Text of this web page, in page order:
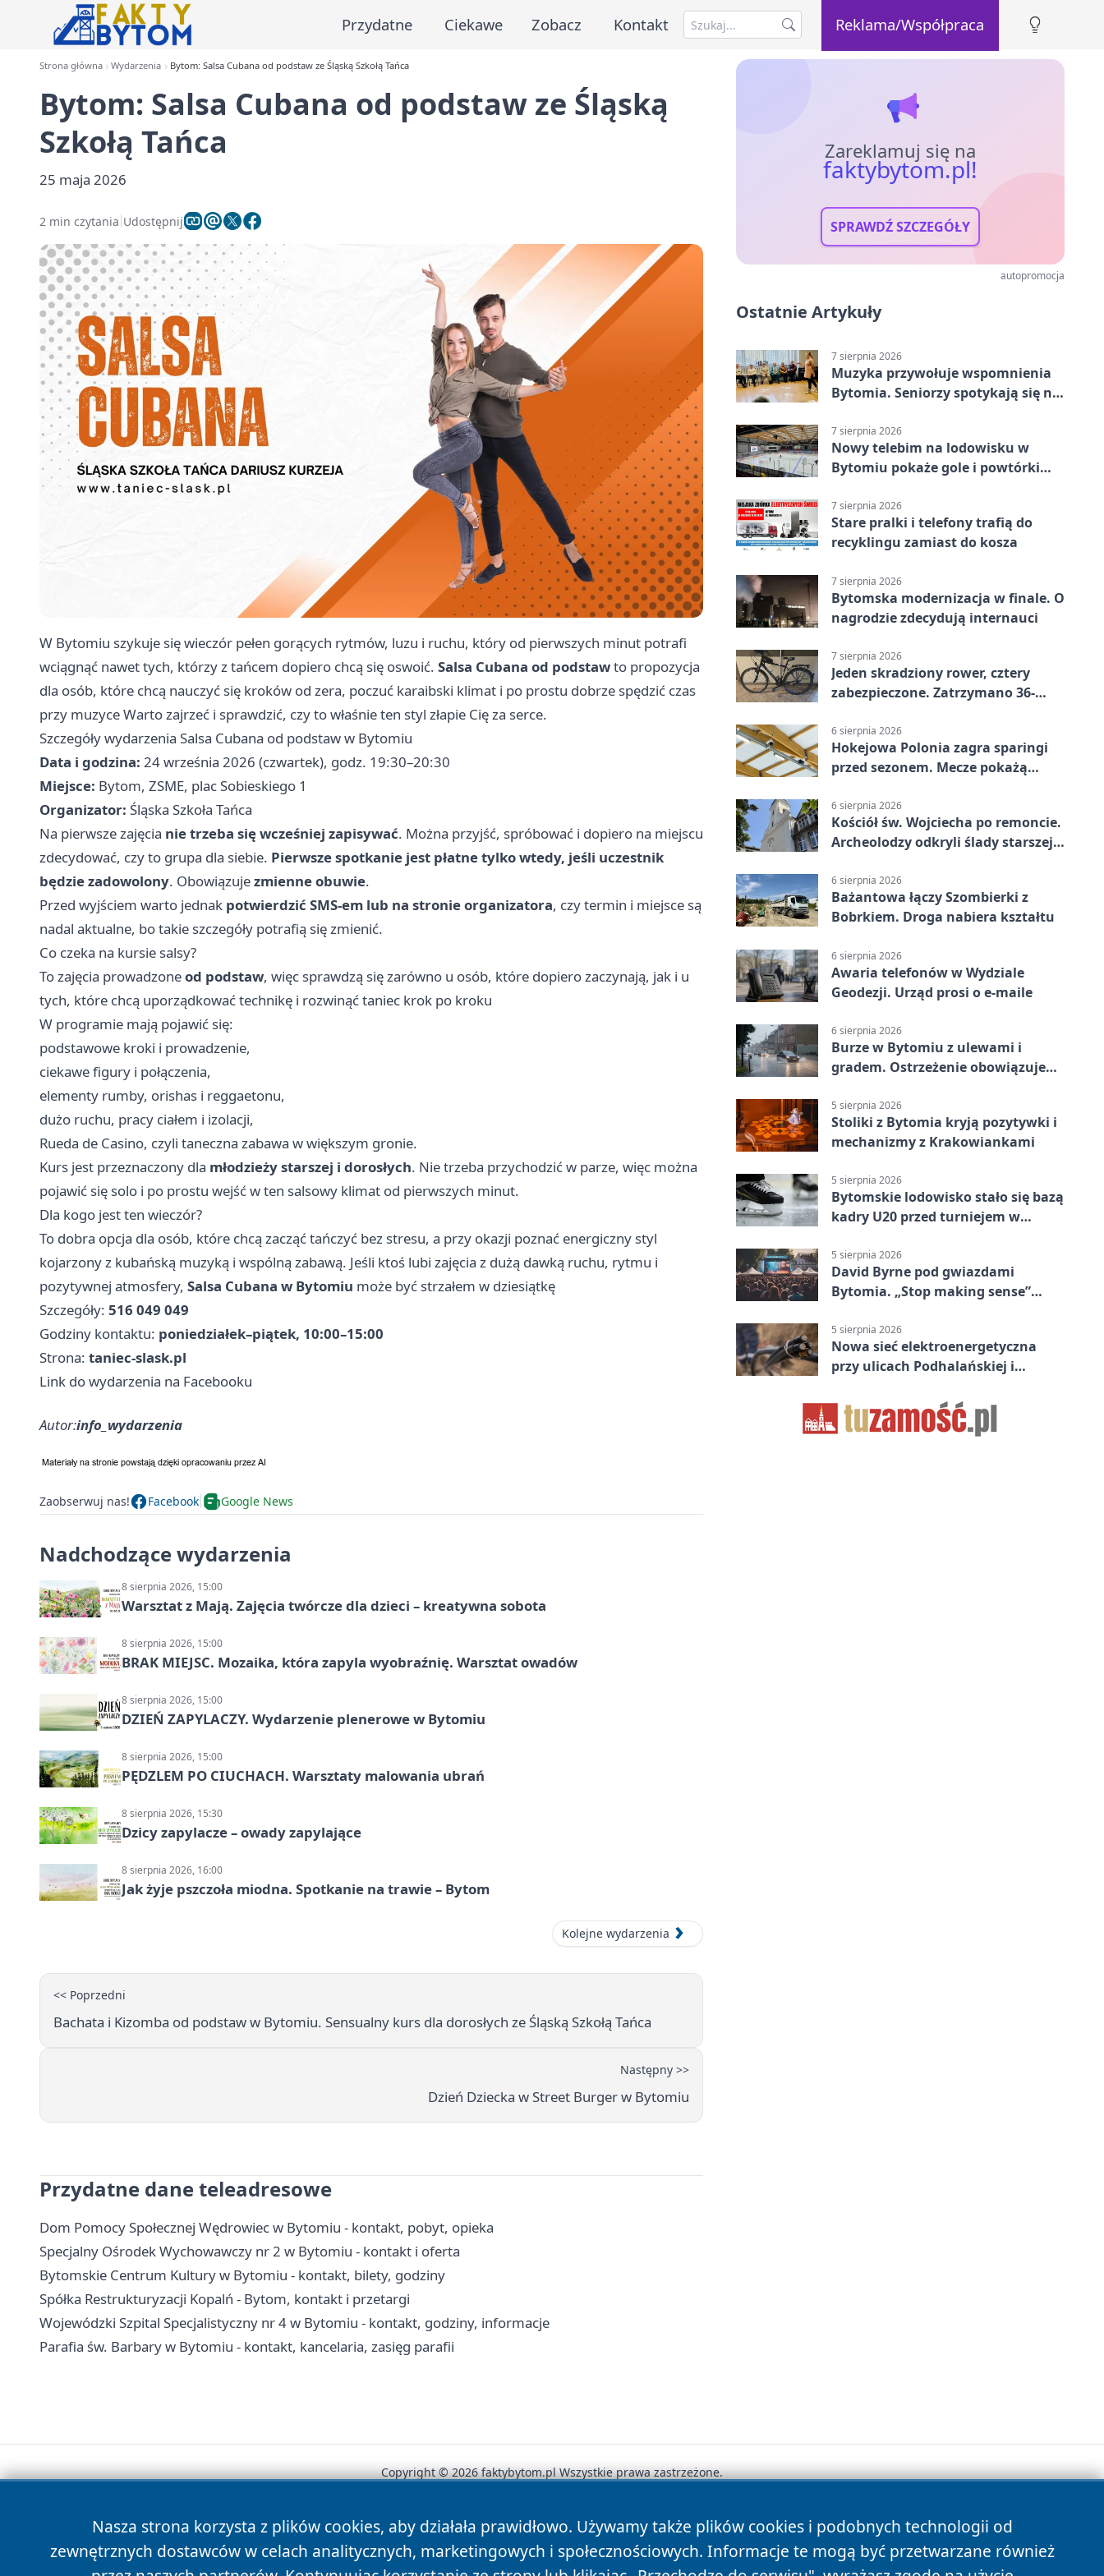
Przydatne Ciekawe Zobacz Kontakt Reklama/Współpraca
Strona główna Wydarzenia Bytom: Salsa Cubana od podstaw ze Śląską Szkołą Tańca
Bytom: Salsa Cubana od podstaw ze Śląską
Szkołą Tańca
25 maja 2026
2 min czytania Udostępnij
W Bytomiu szykuje się wieczór pełen gorących rytmów, luzu i ruchu, który od pierwszych minut potrafi
wciągnąć nawet tych, którzy z tańcem dopiero chcą się oswoić. Salsa Cubana od podstawto propozycja
dla osób, które chcą nauczyć się kroków od zera, poczuć karaibski klimat i po prostu dobrze spędzić czas
przy muzyce Warto zajrzeć i sprawdzić, czy to właśnie ten styl złapie Cię za serce.
Szczegóły wydarzenia Salsa Cubana od podstaw w Bytomiu
Data i godzina: 24 września 2026 (czwartek), godz. 19:30–20:30
Miejsce: Bytom, ZSME, plac Sobieskiego 1
Organizator: Śląska Szkoła Tańca
Na pierwsze zajęcia nie trzeba się wcześniej zapisywać. Można przyjść, spróbować i dopiero na miejscu
zdecydować, czy to grupa dla siebie. Pierwsze spotkanie jest płatne tylko wtedy, jeśli uczestnik
będzie zadowolony. Obowiązujezmienne obuwie.
Przed wyjściem warto jednak potwierdzić SMS-em lub na stronie organizatora, czy termin i miejsce są
nadal aktualne, bo takie szczegóły potrafią się zmienić.
Co czeka na kursie salsy?
To zajęcia prowadzoneod podstaw, więc sprawdzą się zarówno u osób, które dopiero zaczynają, jak i u
tych, które chcą uporządkować technikę i rozwinąć taniec krok po kroku
W programie mają pojawić się:
podstawowe kroki i prowadzenie,
ciekawe figury i połączenia,
elementy rumby, orishas i reggaetonu,
dużo ruchu, pracy ciałem i izolacji,
Rueda de Casino, czyli taneczna zabawa w większym gronie.
Kurs jest przeznaczony dla młodzieży starszej i dorosłych. Nie trzeba przychodzić w parze, więc można
pojawić się solo i po prostu wejść w ten salsowy klimat od pierwszych minut.
Dla kogo jest ten wieczór?
To dobra opcja dla osób, które chcą zacząć tańczyć bez stresu, a przy okazji poznać energiczny styl
kojarzony z kubańską muzyką i wspólną zabawą. Jeśli ktoś lubi zajęcia z dużą dawką ruchu, rytmu i
pozytywnej atmosfery, Salsa Cubana w Bytomiu może być strzałem w dziesiątkę
Szczegóły: 516 049 049
Godziny kontaktu: poniedziałek–piątek, 10:00–15:00
Strona: taniec-slask.pl
Link do wydarzenia na Facebooku
Autor:info_wydarzenia
Zaobserwuj nas! Facebook Google News
Nadchodzące wydarzenia
8 sierpnia 2026, 15:00
Warsztat z Mają. Zajęcia twórcze dla dzieci – kreatywna sobota
8 sierpnia 2026, 15:00
BRAK MIEJSC. Mozaika, która zapyla wyobraźnię. Warsztat owadów
8 sierpnia 2026, 15:00
DZIEŃ ZAPYLACZY. Wydarzenie plenerowe w Bytomiu
8 sierpnia 2026, 15:00
PĘDZLEM PO CIUCHACH. Warsztaty malowania ubrań
8 sierpnia 2026, 15:30
Dzicy zapylacze – owady zapylające
8 sierpnia 2026, 16:00
Jak żyje pszczoła miodna. Spotkanie na trawie – Bytom
Kolejne wydarzenia
<< Poprzedni
Bachata i Kizomba od podstaw w Bytomiu. Sensualny kurs dla dorosłych ze Śląską Szkołą Tańca
Następny >>
Dzień Dziecka w Street Burger w Bytomiu
Przydatne dane teleadresowe
Dom Pomocy Społecznej Wędrowiec w Bytomiu - kontakt, pobyt, opieka
Specjalny Ośrodek Wychowawczy nr 2 w Bytomiu - kontakt i oferta
Bytomskie Centrum Kultury w Bytomiu - kontakt, bilety, godziny
Spółka Restrukturyzacji Kopalń - Bytom, kontakt i przetargi
Wojewódzki Szpital Specjalistyczny nr 4 w Bytomiu - kontakt, godziny, informacje
Parafia św. Barbary w Bytomiu - kontakt, kancelaria, zasięg parafii
Zareklamuj się na
faktybytom.pl!
SPRAWDŹ SZCZEGÓŁY
autopromocja
Ostatnie Artykuły
7 sierpnia 2026
Muzyka przywołuje wspomnienia
Bytomia. Seniorzy spotykają się na
7 sierpnia 2026
Nowy telebim na lodowisku w
Bytomiu pokaże gole i powtórki
7 sierpnia 2026
Stare pralki i telefony trafią do
recyklingu zamiast do kosza
7 sierpnia 2026
Bytomska modernizacja w finale. O
nagrodzie zdecydują internauci
7 sierpnia 2026
Jeden skradziony rower, cztery
zabezpieczone. Zatrzymano 36-
6 sierpnia 2026
Hokejowa Polonia zagra sparingi
przed sezonem. Mecze pokażą
6 sierpnia 2026
Kościół św. Wojciecha po remoncie.
Archeolodzy odkryli ślady starszej
6 sierpnia 2026
Bażantowa łączy Szombierki z
Bobrkiem. Droga nabiera kształtu
6 sierpnia 2026
Awaria telefonów w Wydziale
Geodezji. Urząd prosi o e-maile
6 sierpnia 2026
Burze w Bytomiu z ulewami i
gradem. Ostrzeżenie obowiązuje
5 sierpnia 2026
Stoliki z Bytomia kryją pozytywki i
mechanizmy z Krakowiankami
5 sierpnia 2026
Bytomskie lodowisko stało się bazą
kadry U20 przed turniejem w
5 sierpnia 2026
David Byrne pod gwiazdami
Bytomia. „Stop making sense”
5 sierpnia 2026
Nowa sieć elektroenergetyczna
przy ulicach Podhalańskiej i
Nasza strona korzysta z plików cookies, aby działała prawidłowo. Używamy także plików cookies i podobnych technologii od
zewnętrznych dostawców w celach analitycznych, marketingowych i społecznościowych. Informacje te mogą być przetwarzane również
Copyright © 2026 faktybytom.pl Wszystkie prawa zastrzeżone.
News Autorzy Polityka Prywatności Polityka Cookies